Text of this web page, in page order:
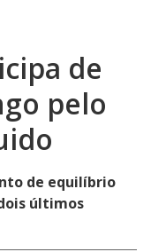
de
pelo
de equilíbrio
últimos